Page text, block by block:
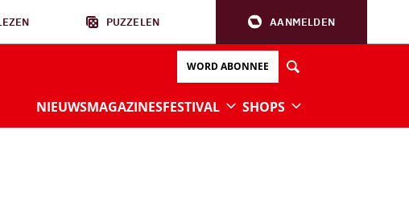
PUZZELEN AANMELDEN
WORD ABONNEE
NIEUWSMAGAZINESFESTIVAL SHOPS